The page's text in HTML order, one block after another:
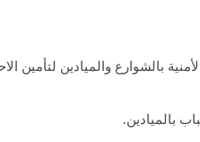
بالشوارع والميادين لتأمين
بالميادين.